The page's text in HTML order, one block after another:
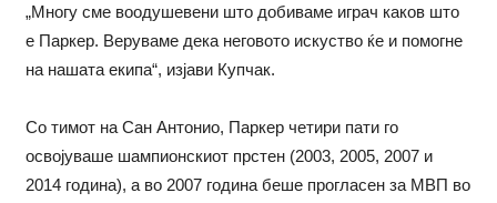
„Многу сме воодушевени што добиваме играч каков што
е Паркер. Веруваме дека неговото искуство ќе и помогне
на нашата екипа“, изјави Купчак.
Со тимот на Сан Антонио, Паркер четири пати го
освојуваше шампионскиот прстен (2003, 2005, 2007 и
2014 година), а во 2007 година беше прогласен за МВП во